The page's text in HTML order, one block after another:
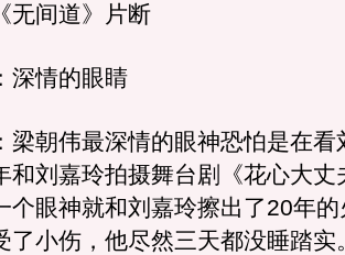
间道》片断
情的眼睛
朝伟最深情的眼神恐怕是在看
和刘嘉玲拍摄舞台剧《花心大丈
个眼神就和刘嘉玲擦出了20年
了小伤，他尽然三天都没睡踏实